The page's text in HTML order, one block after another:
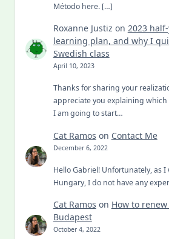
Método here. […]
Roxanne Justiz on 2023
learning plan, and why I
Swedish class
April 10, 2023
Thanks for sharing your
appreciate you explaining
I am going to start…
Cat Ramos on Contact Me
December 6, 2022
Hello Gabriel! Unfortunately, as
Hungary, I do not have any
Cat Ramos on How to
Budapest
October 4, 2022